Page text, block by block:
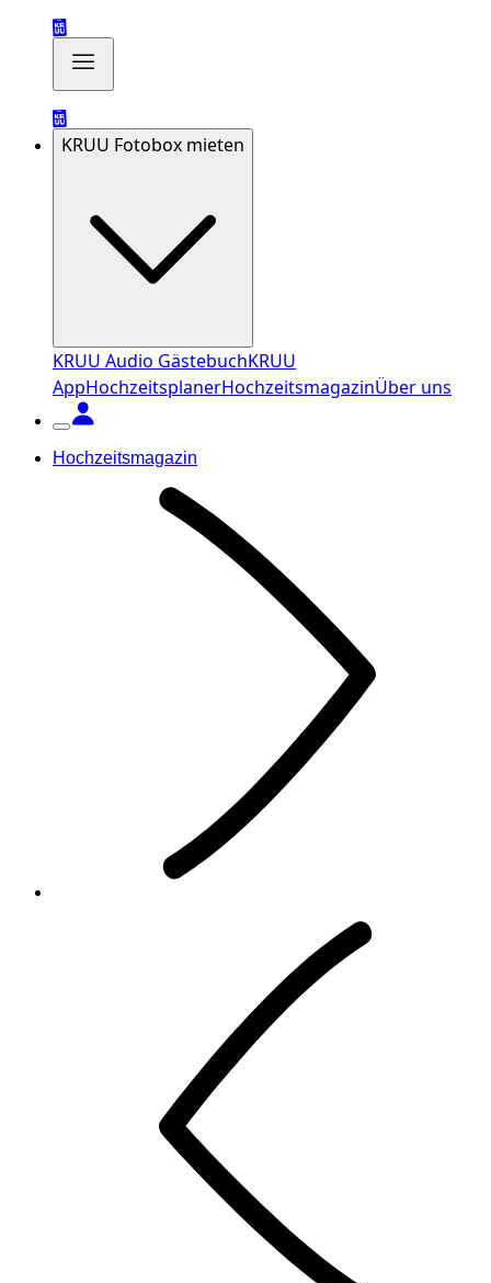
KRUU Fotobox mieten
KRUU Audio GästebuchKRUU
AppHochzeitsplanerHochzeitsmagazinÜber uns
Hochzeitsmagazin